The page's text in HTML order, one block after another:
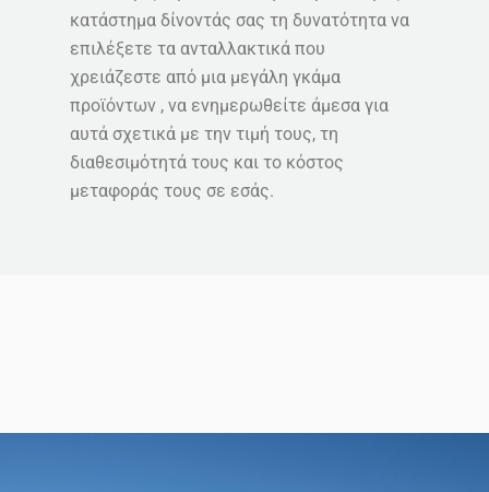
κατάστημα δίνοντάς σας τη δυνατότητα να
επιλέξετε τα ανταλλακτικά που
χρειάζεστε από μια μεγάλη γκάμα
προϊόντων , να ενημερωθείτε άμεσα για
αυτά σχετικά με την τιμή τους, τη
διαθεσιμότητά τους και το κόστος
μεταφοράς τους σε εσάς.